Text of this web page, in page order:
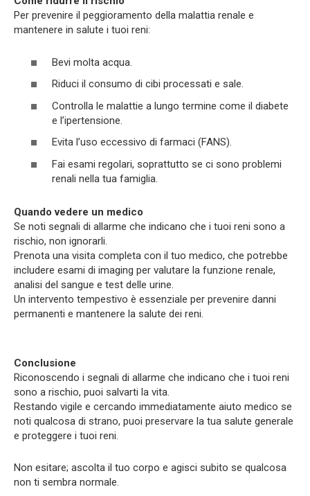
Per prevenire il peggioramento della malattia renale e
mantenere in salute i tuoi reni:
Bevi molta acqua.
Riduci il consumo di cibi processati e sale.
Controlla le malattie a lungo termine come il diabete
e l’ipertensione.
Evita l’uso eccessivo di farmaci (FANS).
Fai esami regolari, soprattutto se ci sono problemi
renali nella tua famiglia.
Quando vedere un medico
Se noti segnali di allarme che indicano che i tuoi reni sono a
rischio, non ignorarli.
Prenota una visita completa con il tuo medico, che potrebbe
includere esami di imaging per valutare la funzione renale,
analisi del sangue e test delle urine.
Un intervento tempestivo è essenziale per prevenire danni
permanenti e mantenere la salute dei reni.
Conclusione
Riconoscendo i segnali di allarme che indicano che i tuoi reni
sono a rischio, puoi salvarti la vita.
Restando vigile e cercando immediatamente aiuto medico se
noti qualcosa di strano, puoi preservare la tua salute generale
e proteggere i tuoi reni.
Non esitare; ascolta il tuo corpo e agisci subito se qualcosa
non ti sembra normale.